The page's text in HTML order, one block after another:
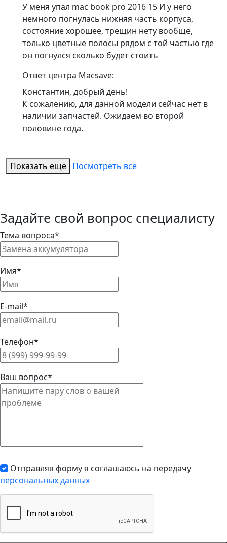
У меня упал mac book pro 2016 15 И у него
немного погнулась нижняя часть корпуса,
состояние хорошее, трещин нету вообще,
только цветные полосы рядом с той частью где
он погнулся сколько будет стоить
Ответ центра Macsave:
Константин, добрый день!
К сожалению, для данной модели сейчас нет в
наличии запчастей. Ожидаем во второй
половине года.
Показать еще Посмотреть все
Задайте свой вопрос специалисту
Тема вопроса*
Имя*
E-mail*
Телефон*
Ваш вопрос*
Отправляя форму я соглашаюсь на передачу
персональных данных